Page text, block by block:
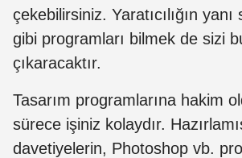
çekebilirsiniz. Yaratıcılığın
gibi programları bilmek de sizi
çıkaracaktır.
Tasarım programlarına hakim
sürece işiniz kolaydır.
davetiyelerin, Photoshop vb.